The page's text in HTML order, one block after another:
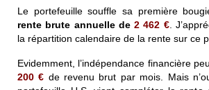
Le portefeuille souffle sa première
rente brute annuelle de2 462 €.
la répartition calendaire de la rente sur ce
Evidemment, l’indépendance financière
200 € de revenu brut par mois. Mais